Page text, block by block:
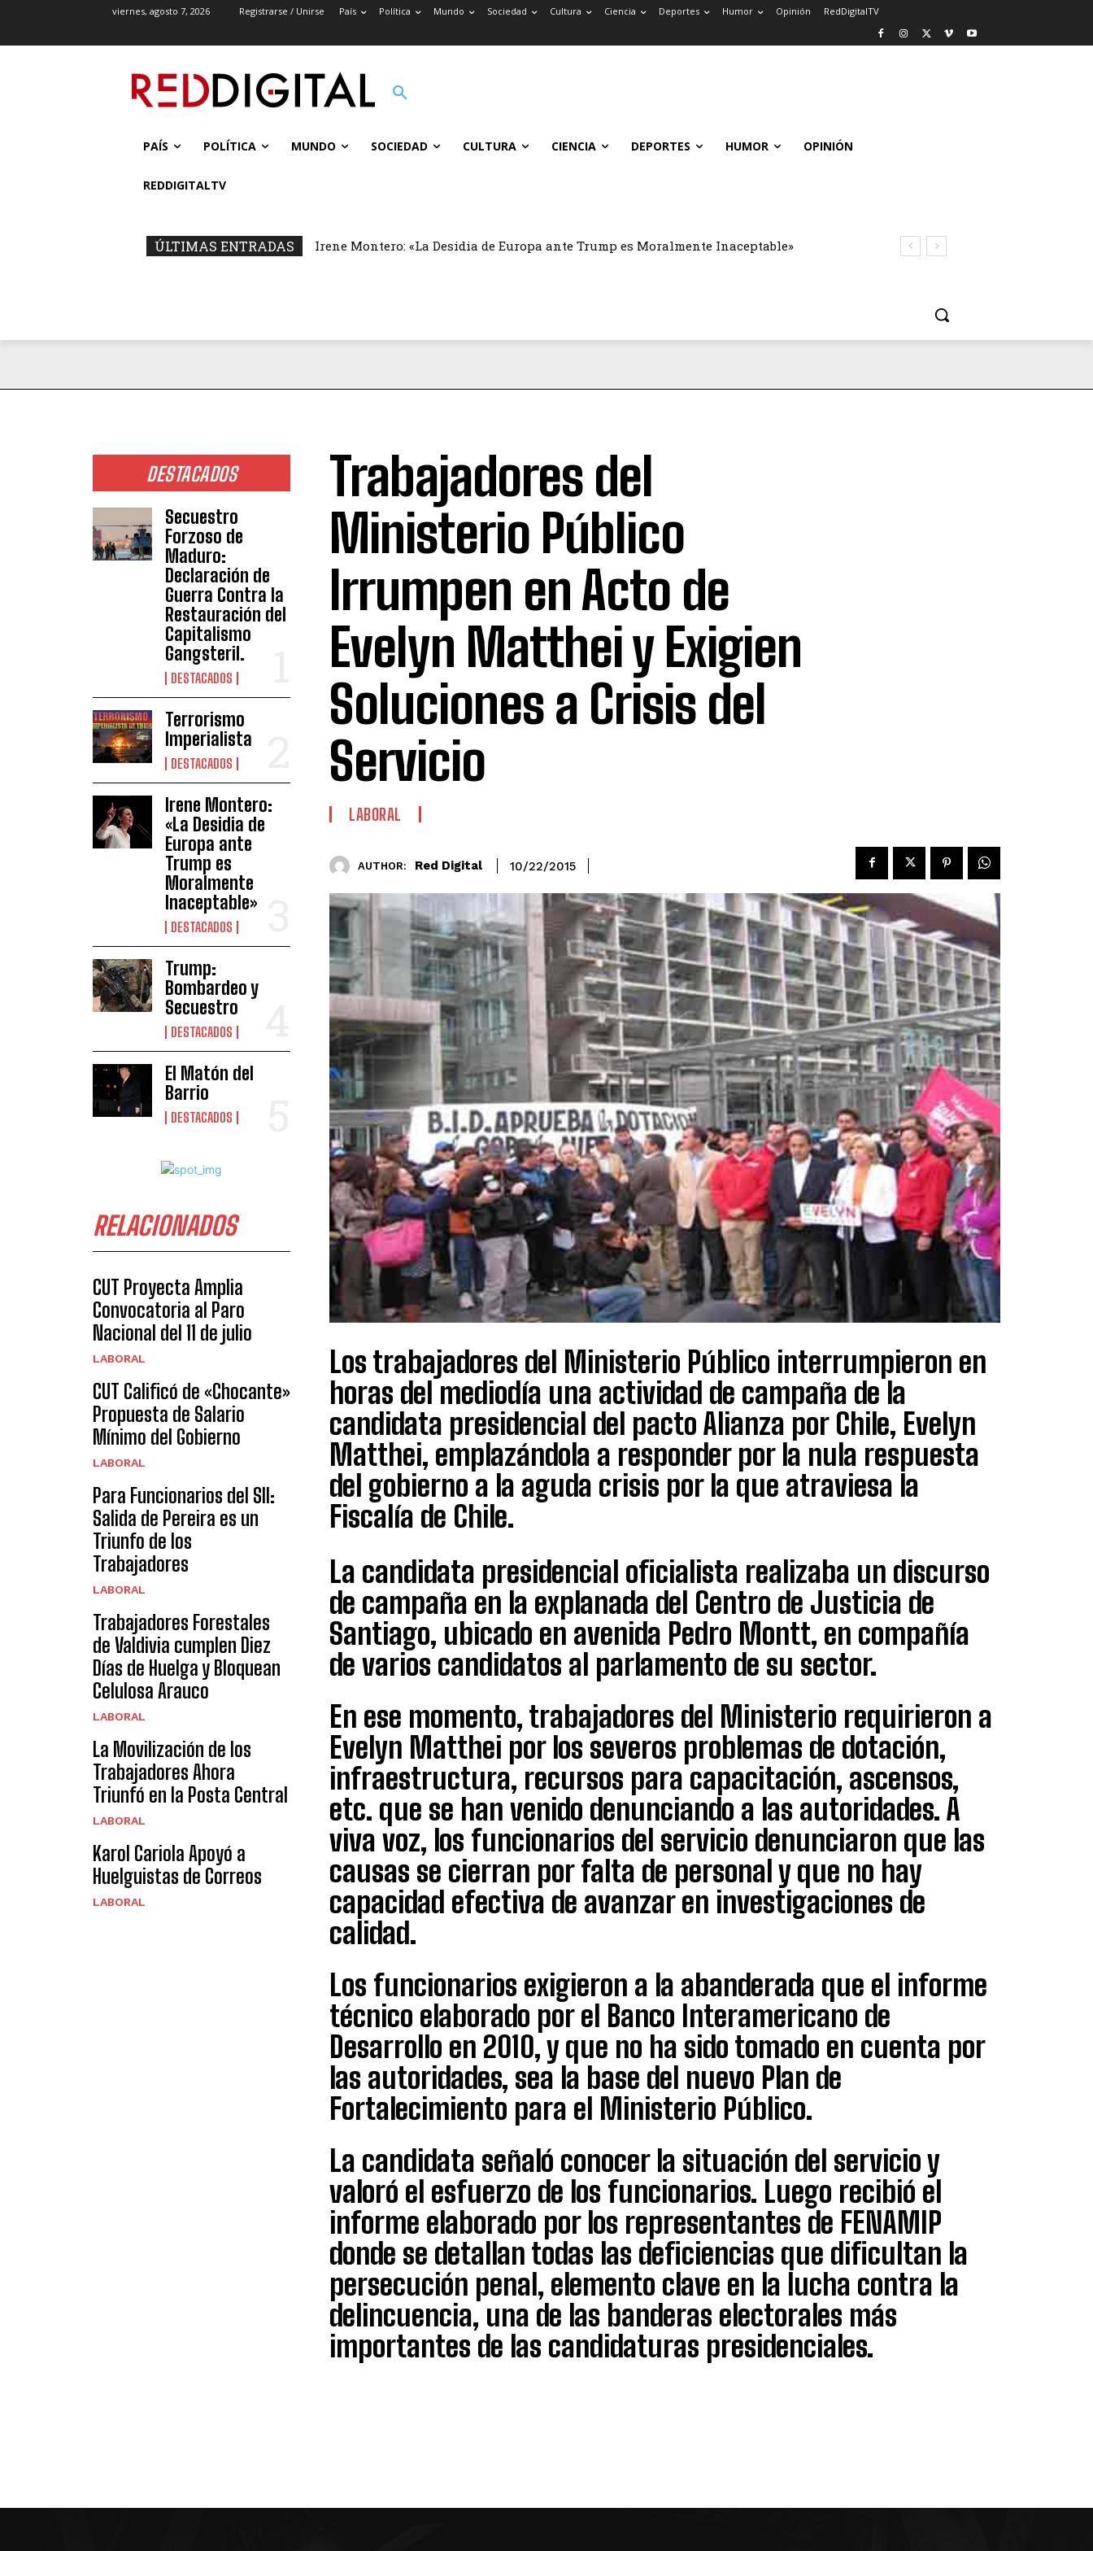
viernes, agosto 7, 2026 Registrarse / Unirse País Política Mundo Sociedad Cultura Ciencia Deportes Humor Opinión RedDigitalTV
PAÍS POLÍTICA MUNDO SOCIEDAD CULTURA CIENCIA DEPORTES HUMOR OPINIÓN
REDDIGITALTV
ÚLTIMAS ENTRADAS Irene Montero: «La Desidia de Europa ante Trump es Moralmente Inaceptable»
DESTACADOS
Secuestro
Forzoso de
Maduro:
Declaración de
Guerra Contra la
Restauración del
Capitalismo
Gangsteril.
DESTACADOS
Terrorismo
Imperialista
DESTACADOS
Irene Montero:
«La Desidia de
Europa ante
Trump es
Moralmente
Inaceptable»
DESTACADOS
Trump:
Bombardeo y
Secuestro
DESTACADOS
El Matón del
Barrio
DESTACADOS
RELACIONADOS
CUT Proyecta Amplia
Convocatoria al Paro
Nacional del 11 de julio
LABORAL
CUT Calificó de «Chocante»
Propuesta de Salario
Mínimo del Gobierno
LABORAL
Para Funcionarios del SII:
Salida de Pereira es un
Triunfo de los
Trabajadores
LABORAL
Trabajadores Forestales
de Valdivia cumplen Diez
Días de Huelga y Bloquean
Celulosa Arauco
LABORAL
La Movilización de los
Trabajadores Ahora
Triunfó en la Posta Central
LABORAL
Karol Cariola Apoyó a
Huelguistas de Correos
LABORAL
Trabajadores del
Ministerio Público
Irrumpen en Acto de
Evelyn Matthei y Exigien
Soluciones a Crisis del
Servicio
LABORAL
AUTHOR: Red Digital 10/22/2015
Los trabajadores del Ministerio Público interrumpieron en
horas del mediodía una actividad de campaña de la
candidata presidencial del pacto Alianza por Chile, Evelyn
Matthei, emplazándola a responder por la nula respuesta
del gobierno a la aguda crisis por la que atraviesa la
Fiscalía de Chile.
La candidata presidencial oficialista realizaba un discurso
de campaña en la explanada del Centro de Justicia de
Santiago, ubicado en avenida Pedro Montt, en compañía
de varios candidatos al parlamento de su sector.
En ese momento, trabajadores del Ministerio requirieron a
Evelyn Matthei por los severos problemas de dotación,
infraestructura, recursos para capacitación, ascensos,
etc. que se han venido denunciando a las autoridades. A
viva voz, los funcionarios del servicio denunciaron que las
causas se cierran por falta de personal y que no hay
capacidad efectiva de avanzar en investigaciones de
calidad.
Los funcionarios exigieron a la abanderada que el informe
técnico elaborado por el Banco Interamericano de
Desarrollo en 2010, y que no ha sido tomado en cuenta por
las autoridades, sea la base del nuevo Plan de
Fortalecimiento para el Ministerio Público.
La candidata señaló conocer la situación del servicio y
valoró el esfuerzo de los funcionarios. Luego recibió el
informe elaborado por los representantes de FENAMIP
donde se detallan todas las deficiencias que dificultan la
persecución penal, elemento clave en la lucha contra la
delincuencia, una de las banderas electorales más
importantes de las candidaturas presidenciales.